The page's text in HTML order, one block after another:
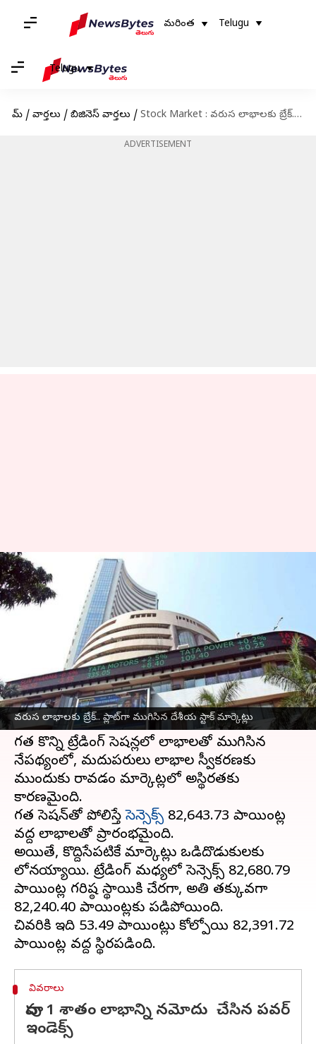
మరింత Telugu
Telugu
హోమ్ / వార్తలు / బిజినెస్ వార్తలు / Stock Market : వరుస లాభాలకు బ్రేక్‌.. ప్లాట్‌గా ముగిసిన దేశీయ స్టాక్‌ మార్కెట్లు
ADVERTISEMENT
వరుస లాభాలకు బ్రేక్‌.. ప్లాట్‌గా ముగిసిన దేశీయ స్టాక్‌ మార్కెట్లు
Stock Market : వరుస లాభాలకు
బ్రేక్‌.. ప్లాట్‌గా ముగిసిన దేశీయ స్టాక్‌
మార్కెట్లు
Sirish Praharaju Jun 10, 2025 04:16 pm
ఈ వార్తాకథనం ఏంటి
దేశీయ స్టాక్ మార్కెట్లు మంగళవారం నాడు స్థిరంగా
ముగిశాయి.
గత కొన్ని ట్రేడింగ్ సెషన్లలో లాభాలతో ముగిసిన
నేపథ్యంలో, మదుపరులు లాభాల స్వీకరణకు
ముందుకు రావడం మార్కెట్లలో అస్థిరతకు
కారణమైంది.
గత సెషన్‌తో పోలిస్తేసెన్సెక్స్ 82,643.73 పాయింట్ల
వద్ద లాభాలతో ప్రారంభమైంది.
అయితే, కొద్దిసేపటికే మార్కెట్లు ఒడిదొడుకులకు
లోనయ్యాయి. ట్రేడింగ్ మధ్యలో సెన్సెక్స్ 82,680.79
పాయింట్ల గరిష్ఠ స్థాయికి చేరగా, అతి తక్కువగా
82,240.40 పాయింట్లకు పడిపోయింది.
చివరికి ఇది 53.49 పాయింట్లు కోల్పోయి 82,391.72
వివరాలు
దాదాపు 1 శాతం లాభాన్ని నమోదు చేసిన పవర్
ఇండెక్స్